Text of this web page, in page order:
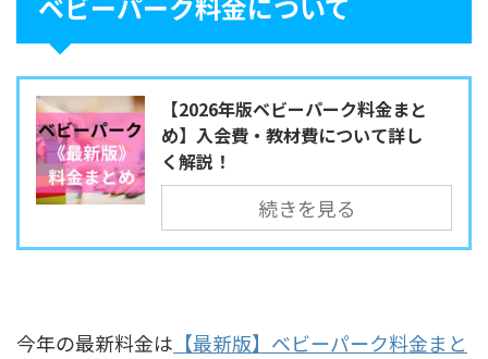
【2026年版ベビーパーク料金まと
め】入会費・教材費について詳し
く解説！
続きを見る
今年の最新料金は 【最新版】ベビーパーク料金まと